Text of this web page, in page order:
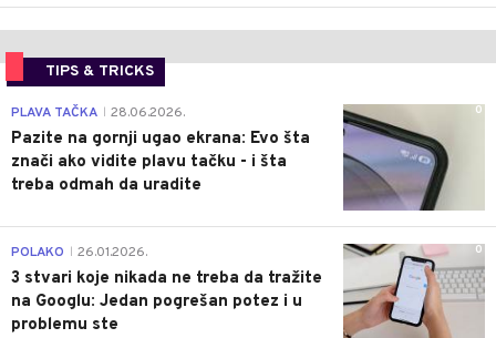
TIPS & TRICKS
0
PLAVA TAČKA 28.06.2026.
Pazite na gornji ugao ekrana: Evo šta
znači ako vidite plavu tačku - i šta
treba odmah da uradite
0
POLAKO 26.01.2026.
3 stvari koje nikada ne treba da tražite
na Googlu: Jedan pogrešan potez i u
problemu ste